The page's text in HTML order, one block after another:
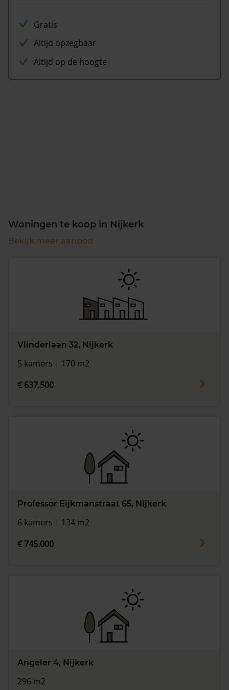
Gratis
Altijd opzegbaar
Altijd op de hoogte
Woningen te koop in Nijkerk
Bekijk meer aanbod
Vlinderlaan 32, Nijkerk
5 kamers | 170 m2
€ 637.500
Professor Eijkmanstraat 65, Nijkerk
6 kamers | 134 m2
€ 745.000
Angeler 4, Nijkerk
296 m2